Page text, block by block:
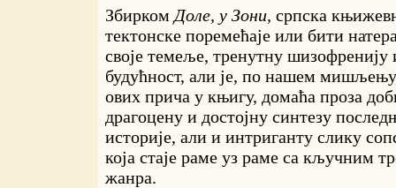
Збирком Доле, у Зони, српска
тектонске поремећаје или бити
своје темеље, тренутну шизофренију
будућност, али је, по нашем
ових прича у књигу, домаћа проза
драгоцену и достојну синтезу
историје, али и интриганту слику
која стаје раме уз раме са кључним
жанра.